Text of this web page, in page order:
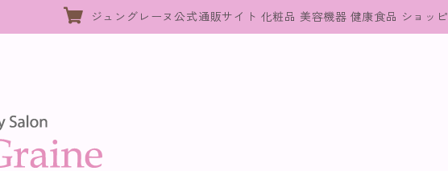
ジュングレーヌ公式通販サイト 化粧品 美容機器 健康食品 ショッ